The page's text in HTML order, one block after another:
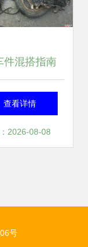
件混搭指南
前圈、GY6
汽车内饰升
查看详情
2026-08-08
号